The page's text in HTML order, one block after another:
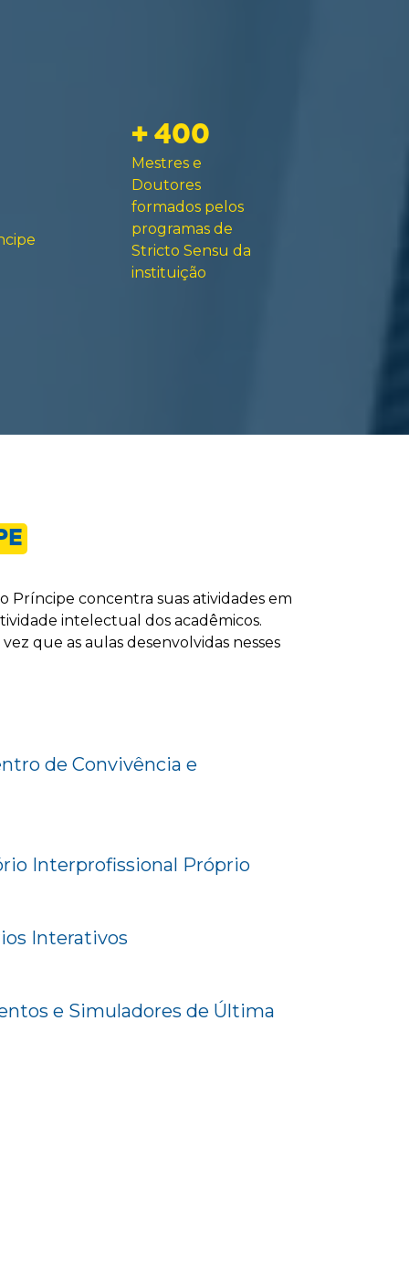
+ 400
Mestres e
Doutores
formados pelos
programas de
Stricto Sensu da
instituição
Príncipe concentra suas atividades em
intelectual dos acadêmicos.
que as aulas desenvolvidas nesses
de Convivência e
Interprofissional Próprio
Interativos
e Simuladores de Última